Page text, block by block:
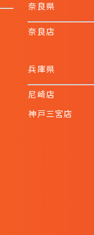
奈良県
奈良店
兵庫県
尼崎店
神戸三宮店